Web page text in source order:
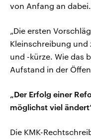
von Anfang an dabei.
„Die ersten
Kleinschreibung und
und -kürze. Wie das
Aufstand in der
„Der Erfolg einer
möglichst viel
Die KMK-